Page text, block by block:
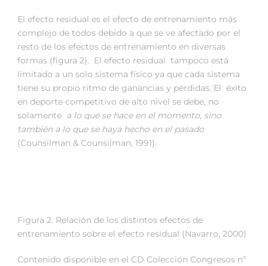
El efecto residual es el efecto de entrenamiento más
complejo de todos debido a que se ve afectado por el
resto de los efectos de entrenamiento en diversas
formas (figura 2). El efecto residual tampoco está
limitado a un solo sistema físico ya que cada sistema
tiene su propio ritmo de ganancias y pérdidas. El éxito
en deporte competitivo de alto nivel se debe, no
solamente a lo que se hace en el momento, sino
también a lo que se haya hecho en el pasado
(Counsilman & Counsilman, 1991).
Figura 2. Relación de los distintos efectos de
entrenamiento sobre el efecto residual (Navarro, 2000)
Contenido disponible en el CD Colección Congresos nº